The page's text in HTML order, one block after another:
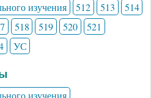
изучения 512 513
514
518 519 520
521
УС